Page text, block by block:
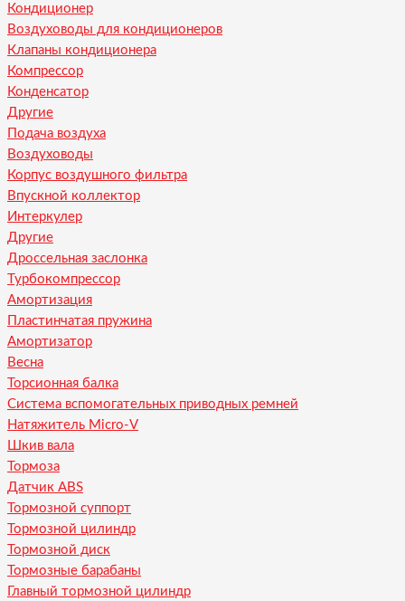
Кондиционер
Воздуховоды для кондиционеров
Клапаны кондиционера
Компрессор
Конденсатор
Другие
Подача воздуха
Воздуховоды
Корпус воздушного фильтра
Впускной коллектор
Интеркулер
Другие
Дроссельная заслонка
Турбокомпрессор
Амортизация
Пластинчатая пружина
Амортизатор
Весна
Торсионная балка
Система вспомогательных приводных ремней
Натяжитель Micro-V
Шкив вала
Тормоза
Датчик ABS
Тормозной суппорт
Тормозной цилиндр
Тормозной диск
Тормозные барабаны
Главный тормозной цилиндр